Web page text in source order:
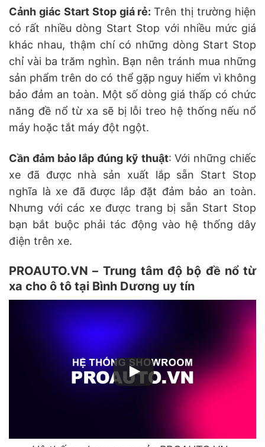
Cảnh giác Start Stop giá rẻ:Trên thị trường hiện
có rất nhiều dòng Start Stop với nhiều mức giá
khác nhau, thậm chí có những dòng Start Stop
chỉ vài ba trăm nghìn. Bạn nên tránh mua những
sản phẩm trên do có thể gặp nguy hiểm vì không
bảo đảm an toàn. Một số dòng giá thấp có chức
năng đề nổ từ xa sẽ bị lỗi treo hệ thống nếu nổ
máy hoặc tắt máy đột ngột.
Cần đảm bảo lắp đúng kỹ thuật: Với những chiếc
xe đã được nhà sản xuất lắp sẵn Start Stop
nghĩa là xe đã được lắp đặt đảm bảo an toàn.
Nhưng với các xe được trang bị sẵn Start Stop
bạn bắt buộc phải tác động vào hệ thống dây
điện trên xe.
PROAUTO.VN – Trung tâm độ bộ đề nổ từ
xa cho ô tô tại Bình Dương uy tín